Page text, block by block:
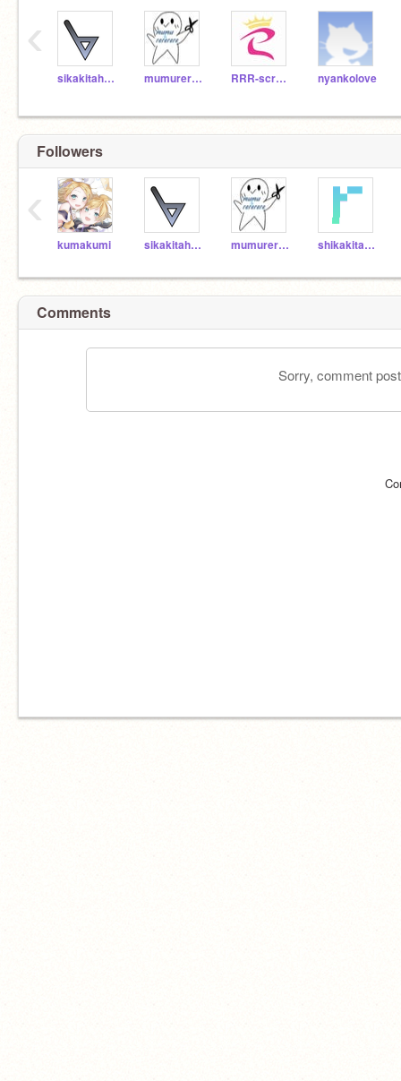
sikakitaharuki2 mumurererere RRR-scratch nyankolove
‹
Followers
kumakumi sikakitaharuki2 mumurererere shikakitaharuki
‹
Comments
Sorry, comment